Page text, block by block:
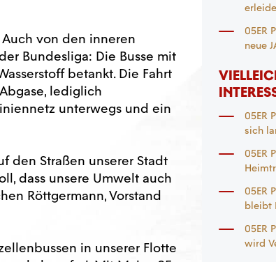
von den inneren
Bundesliga: Die Busse mit
betankt. Die Fahrt
lediglich
unterwegs und ein
den Straßen unserer Stadt
dass unsere Umwelt auch
Röttgermann, Vorstand
in unserer Flotte
05ER
neue
05ER
sich
05ER
Jersey
05ER
bleibt
05ER
wird